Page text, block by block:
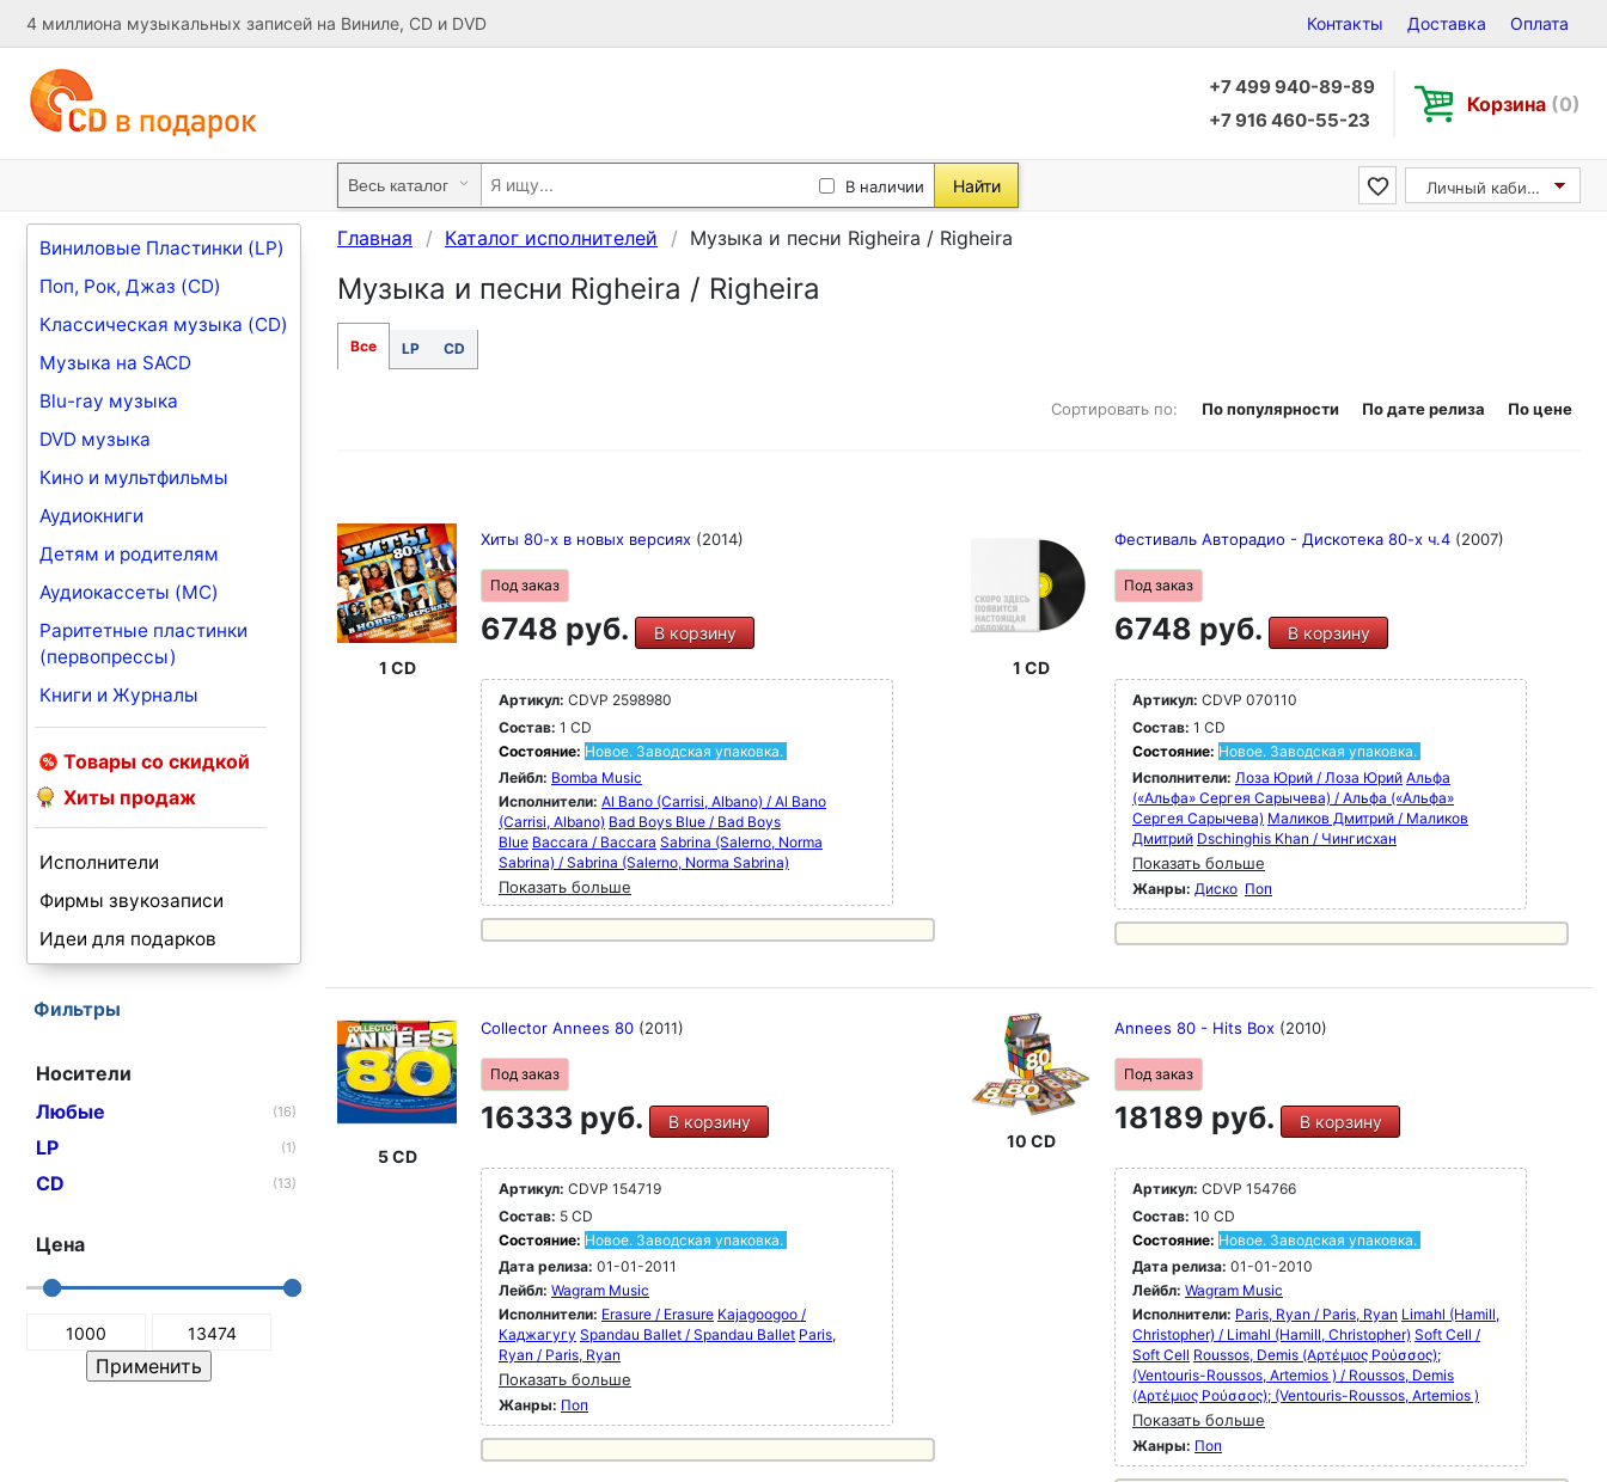
4 миллиона музыкальных записей на Виниле, CD и DVD Контакты Доставка Оплата
+7 499 940-89-89
+7 916 460-55-23
Корзина (0)
В наличии Найти Личный кабинет
Виниловые Пластинки (LP)
Поп, Рок, Джаз (CD)
Классическая музыка (CD)
Музыка на SACD
Blu-ray музыка
DVD музыка
Кино и мультфильмы
Аудиокниги
Детям и родителям
Аудиокассеты (MC)
Раритетные пластинки
(первопрессы)
Книги и Журналы
Товары со скидкой
Хиты продаж
Исполнители
Фирмы звукозаписи
Идеи для подарков
Фильтры
Носители
Любые
(16)
LP (1)
CD (13)
Цена
Главная Каталог исполнителей Музыка и песни Righeira / Righeira
Музыка и песни Righeira / Righeira
Все LP CD
Сортировать по: По популярности По дате релиза По цене
1 CD
Хиты 80-х в новых версиях (2014)
Под заказ
6748 руб. В корзину
Артикул: CDVP 2598980
Состав: 1 CD
Состояние: Новое. Заводская упаковка.
Лейбл: Bomba Music
Исполнители: Al Bano (Carrisi, Albano) / Al Bano
(Carrisi, Albano) Bad Boys Blue / Bad Boys
Blue Baccara / Baccara Sabrina (Salerno, Norma
Sabrina) / Sabrina (Salerno, Norma Sabrina)
Показать больше
1 CD
Фестиваль Авторадио - Дискотека 80-х ч.4 (2007)
Под заказ
6748 руб. В корзину
Артикул: CDVP 070110
Состав: 1 CD
Состояние: Новое. Заводская упаковка.
Исполнители: Лоза Юрий / Лоза Юрий Альфа
(«Альфа» Сергея Сарычева) / Альфа («Альфа»
Сергея Сарычева) Маликов Дмитрий / Маликов
Дмитрий Dschinghis Khan / Чингисхан
Показать больше
Жанры: Диско Поп
5 CD
Collector Annees 80 (2011)
Под заказ
16333 руб. В корзину
Артикул: CDVP 154719
Состав: 5 CD
Состояние: Новое. Заводская упаковка.
Дата релиза: 01-01-2011
Лейбл: Wagram Music
Исполнители: Erasure / Erasure Kajagoogoo /
Каджагугу Spandau Ballet / Spandau Ballet Paris,
Ryan / Paris, Ryan
Показать больше
Жанры: Поп
10 CD
Annees 80 - Hits Box (2010)
Под заказ
18189 руб. В корзину
Артикул: CDVP 154766
Состав: 10 CD
Состояние: Новое. Заводская упаковка.
Дата релиза: 01-01-2010
Лейбл: Wagram Music
Исполнители: Paris, Ryan / Paris, Ryan Limahl (Hamill,
Christopher) / Limahl (Hamill, Christopher) Soft Cell /
Soft Cell Roussos, Demis (Αρτέμιος Ρούσσος);
(Ventouris-Roussos, Artemios ) / Roussos, Demis
(Αρτέμιος Ρούσσος); (Ventouris-Roussos, Artemios )
Показать больше
Жанры: Поп